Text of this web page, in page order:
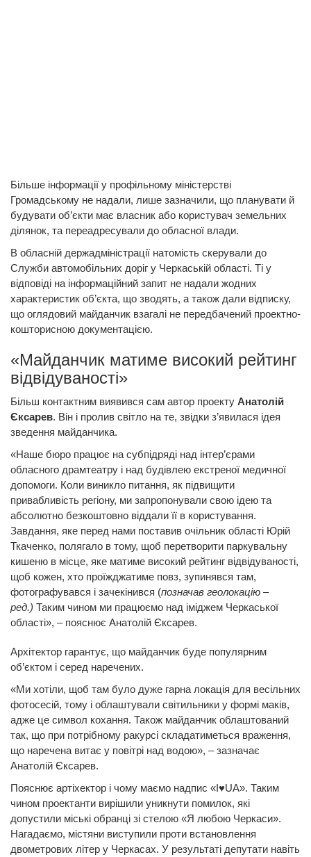
Більше інформації у профільному міністерстві
Громадському не надали, лише зазначили, що планувати й
будувати об’єкти має власник або користувач земельних
ділянок, та переадресували до обласної влади.
В обласній держадміністрації натомість скерували до
Служби автомобільних доріг у Черкаській області. Ті у
відповіді на інформаційний запит не надали жодних
характеристик об’єкта, що зводять, а також дали відписку,
що оглядовий майданчик взагалі не передбачений проектно-
кошторисною документацією.
«Майданчик матиме високий рейтинг
відвідуваності»
Більш контактним виявився сам автор проекту Анатолій
Єксарев. Він і пролив світло на те, звідки з’явилася ідея
зведення майданчика.
«Наше бюро працює на субпідряді над інтер’єрами
обласного драмтеатру і над будівлею екстреної медичної
допомоги. Коли виникло питання, як підвищити
привабливість регіону, ми запропонували свою ідею та
абсолютно безкоштовно віддали її в користування.
Завдання, яке перед нами поставив очільник області Юрій
Ткаченко, полягало в тому, щоб перетворити паркувальну
кишеню в місце, яке матиме високий рейтинг відвідуваності,
щоб кожен, хто проїжджатиме повз, зупинявся там,
фотографувався і зачекінився (позначав геолокацію –
ред.) Таким чином ми працюємо над іміджем Черкаської
області», – пояснює Анатолій Єксарев.
Архітектор гарантує, що майданчик буде популярним
об’єктом і серед наречених.
«Ми хотіли, щоб там було дуже гарна локація для весільних
фотосесій, тому і облаштували світильники у формі маків,
адже це символ кохання. Також майданчик облаштований
так, що при потрібному ракурсі складатиметься враження,
що наречена витає у повітрі над водою», – зазначає
Анатолій Єксарев.
Пояснює артіхектор і чому маємо надпис «I♥UA». Таким
чином проектанти вирішили уникнути помилок, які
допустили міські обранці зі стелою «Я любою Черкаси».
Нагадаємо, містяни виступили проти встановлення
двометрових літер у Черкасах. У результаті депутати навіть